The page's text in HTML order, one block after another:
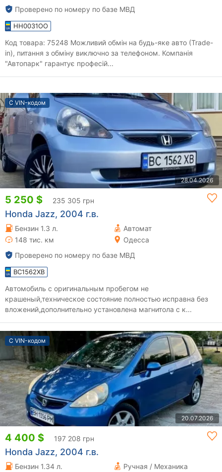
Проверено по номеру по базе МВД
HH0031OO
Код товара: 75248 Можливий обмін на будь-яке авто (Trade-
in), питання з обміну виключно за телефоном. Компанія
"Автопарк" гарантує професій...
С VIN-кодом
28.04.2026
5 250 $ 235 305 грн
Honda Jazz, 2004 г.в.
Бензин 1.3 л.
Автомат
148 тис. км
Одесса
Проверено по номеру по базе МВД
BC1562XB
Автомобиль с оригинальным пробегом не
крашеный,техническое состояние полностью исправна без
вложений,дополнительно установлена магнитола с к...
С VIN-кодом
20.07.2026
4 400 $ 197 208 грн
Honda Jazz, 2004 г.в.
Бензин 1.34 л. Ручная / Механика